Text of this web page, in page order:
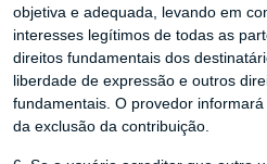
objetiva e adequada, levando em
interesses legítimos de todas as
direitos fundamentais dos
liberdade de expressão e outros
fundamentais. O provedor
da exclusão da contribuição.